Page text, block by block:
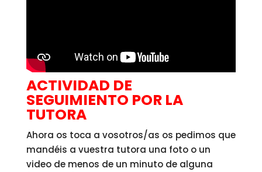
ACTIVIDAD DE
SEGUIMIENTO POR LA
TUTORA
Ahora os toca a vosotros/as os pedimos que
mandéis a vuestra tutora una foto o un
video de menos de un minuto de alguna